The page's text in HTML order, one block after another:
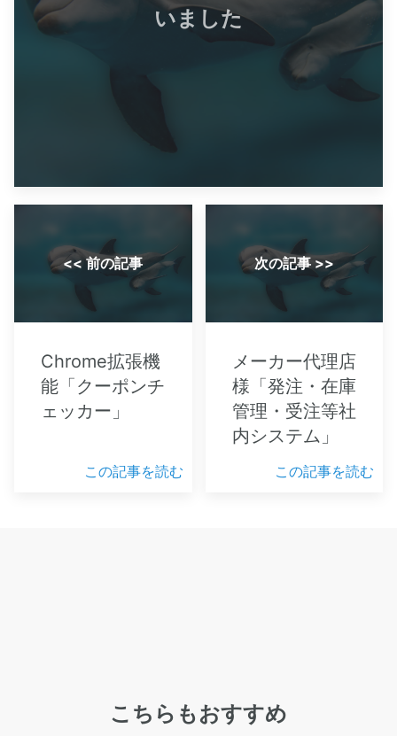
いました
<< 前の記事
Chrome拡張機
能「クーポンチ
ェッカー」
この記事を読む
次の記事 >>
メーカー代理店
様「発注・在庫
管理・受注等社
内システム」
この記事を読む
こちらもおすすめ